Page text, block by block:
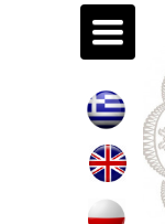
toggle
navigation